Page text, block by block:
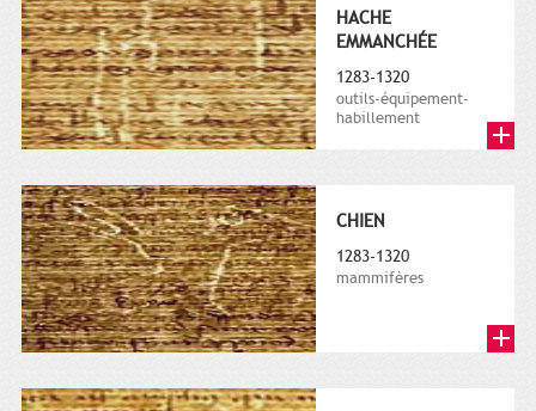
HACHE
EMMANCHÉE
1283-1320
outils-équipement-
habillement
CHIEN
1283-1320
mammifères